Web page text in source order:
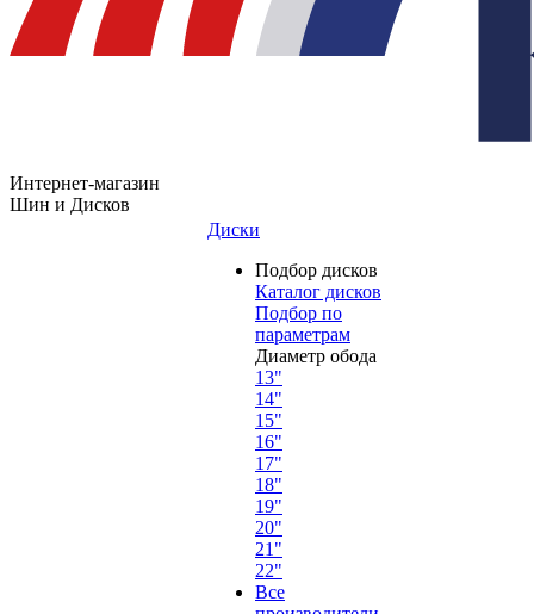
Интернет-магазин
Шин и Дисков
Диски
Подбор дисков
Каталог дисков
Подбор по
параметрам
Диаметр обода
13"
14"
15"
16"
17"
18"
19"
20"
21"
22"
Все